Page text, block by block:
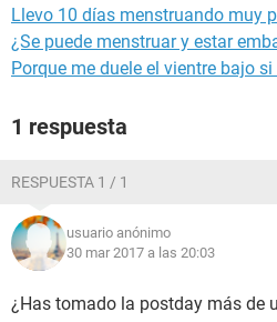
Llevo 10 días menstruando muy
¿Se puede menstruar y estar
Porque me duele el vientre bajo
1 respuesta
RESPUESTA 1 / 1
usuario anónimo
30 mar 2017 a las 20:03
¿Has tomado la postday más de